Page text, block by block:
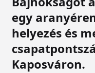
egy
helyezés és
Kaposváron.